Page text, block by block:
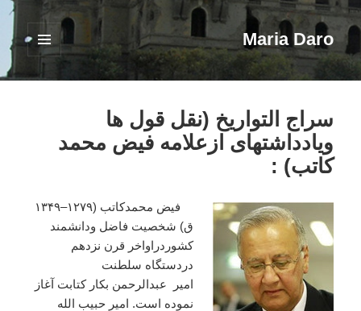
Maria Daro
فهرست
ابزارک‌ها
سراج التواریخ (نقل قول ها
ویادداشتهای ازعلامه فیض محمد
کاتب) :
فیض محمدکاتب (۱۲۷۹–۱۳۴۹
ق) شخصیت فاضل ودانشمند
کشوردراواخر قرن نزدهم
دردستگاه سلطنت
امیر
عبدالرحمن بکار کتابت آغاز
نموده است. امیر حبیب الله